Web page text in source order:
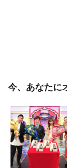
今、あなたに